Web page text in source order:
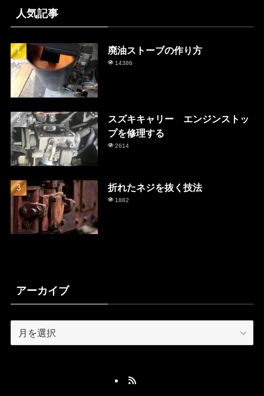
人気記事
廃油ストーブの作り方
14386
スズキキャリー エンジンストッ
プを修理する
2614
折れたネジを抜く技法
1882
アーカイブ
ー